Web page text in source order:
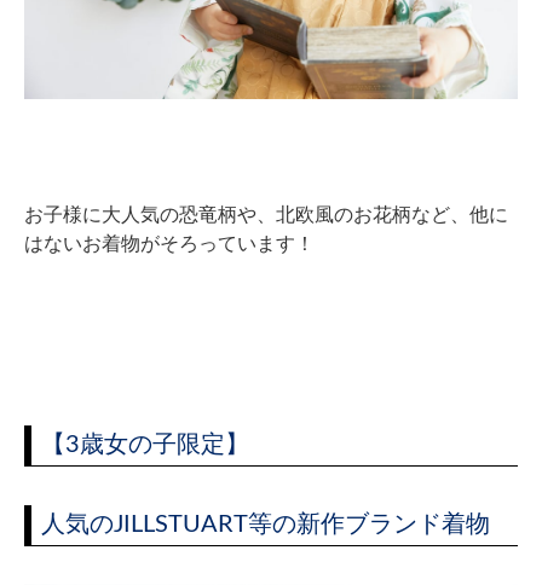
お子様に大人気の恐竜柄や、北欧風のお花柄など、他に
はないお着物がそろっています！
【3歳女の子限定】
人気のJILLSTUART等の新作ブランド着物